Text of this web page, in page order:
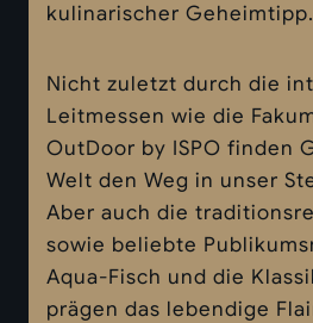
kulinarischer Geheimtipp.
Nicht zuletzt durch die
Leitmessen wie die
OutDoor by ISPO finden
Welt den Weg in unser
Aber auch die
sowie beliebte
Aqua-Fisch und die
prägen das lebendige